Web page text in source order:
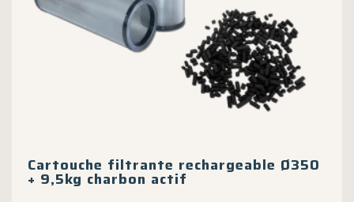
Cartouche filtrante rechargeable Ø350
+ 9,5kg charbon actif